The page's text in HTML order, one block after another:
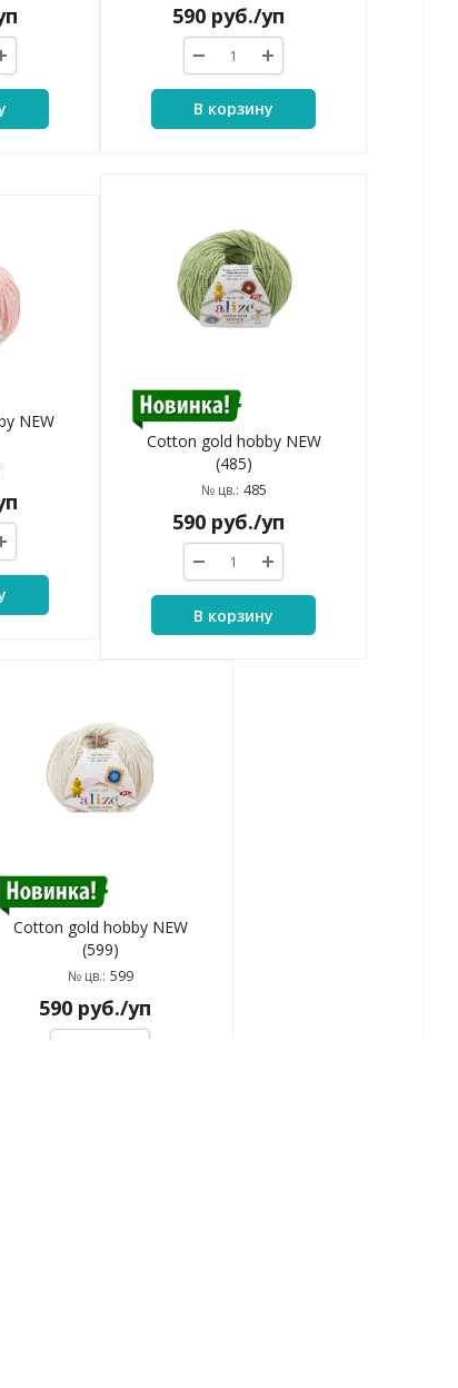
590руб./уп
В корзину
NEW
Cotton gold hobby NEW
(485)
№ цв.: 485
590руб./уп
В корзину
Cotton gold hobby NEW
(599)
№ цв.: 599
590руб./уп